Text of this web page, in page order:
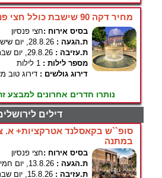
מחיר דקה 90 שישבת כולל חצי פנסיון ועזיבה במוצ``ש
בסיס אירוח :חצי פנסיון
ת.הגעה : 28.8.26, יום שישי
ת.עזיבה : 29.8.26, יום שבת
מספר לילות : 1 לילות
דירוג גולשים : דירוג טוב
נותרו חדרים אחרונים למבצע
דילים
סופ``ש בקאסלנד אטרקציות+ א.
במתנה
בסיס אירוח :חצי פנסיון
ת.הגעה : 13.8.26, יום חמישי
ת.עזיבה : 15.8.26, יום שבת